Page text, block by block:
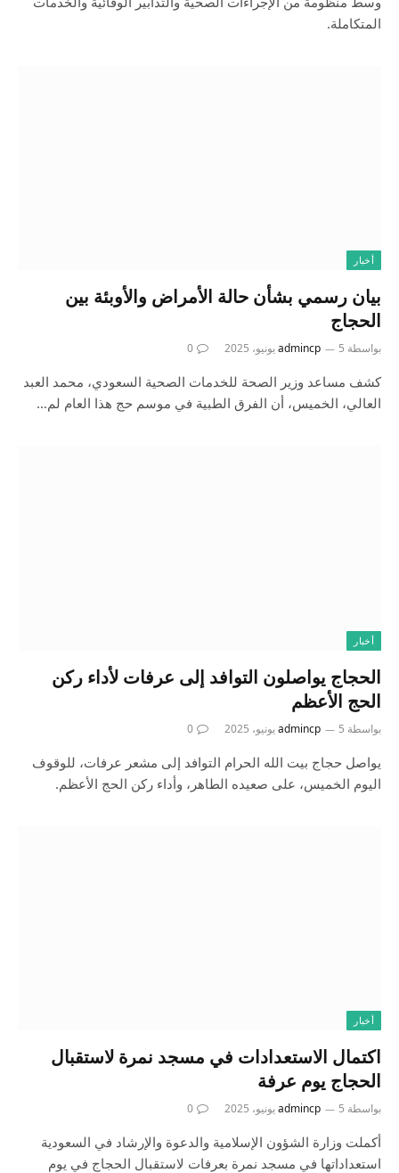
المتكاملة.
أخبار
بيان رسمي بشأن حالة الأمراض والأوبئة بين
الحجاج
بواسطة admincp 5 يونيو، 2025 0
كشف مساعد وزير الصحة للخدمات الصحية السعودي، محمد العبد
العالي، الخميس، أن الفرق الطبية في موسم حج هذا العام لم…
أخبار
الحجاج يواصلون التوافد إلى عرفات لأداء ركن
الحج الأعظم
بواسطة admincp 5 يونيو، 2025 0
يواصل حجاج بيت الله الحرام التوافد إلى مشعر عرفات، للوقوف
اليوم الخميس، على صعيده الطاهر، وأداء ركن الحج الأعظم.
أخبار
اكتمال الاستعدادات في مسجد نمرة لاستقبال
الحجاج يوم عرفة
بواسطة admincp 5 يونيو، 2025 0
أكملت وزارة الشؤون الإسلامية والدعوة والإرشاد في السعودية
استعداداتها في مسجد نمرة بعرفات لاستقبال الحجاج في يوم